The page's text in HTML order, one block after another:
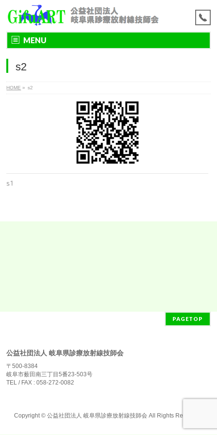
MENU
s2
HOME » s2
s1
PAGETOP
公益社団法人 岐阜県診療放射線技師会
〒500-8384
岐阜市薮田南三丁目5番23-503号
TEL / FAX : 058-272-0082
Copyright ©公益社団法人 岐阜県診療放射線技師会 All Rights Reserved.